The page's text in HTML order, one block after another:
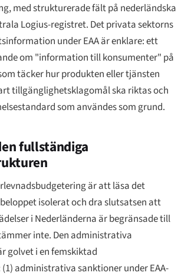
med strukturerade fält på nederländska
Logius-registret. Det privata sektorns
under EAA är enklare: ett
om "information till konsumenter" på
täcker hur produkten eller tjänsten
tillgänglighetsklagomål ska riktas och
som användes som grund.
fullständiga
är att läsa det
isolerat och dra slutsatsen att
i Nederländerna är begränsade till
inte. Den administrativa
golvet i en femskiktad
administrativa sanktioner under EAA-